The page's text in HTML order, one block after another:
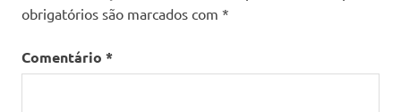
obrigatórios são marcados com *
Comentário *